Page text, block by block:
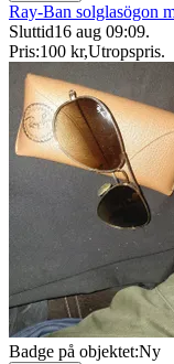
Ray-Ban solglasögon
Sluttid16 aug 09:09.
Pris:100 kr,Utropspris.
Badge på objektet:Ny